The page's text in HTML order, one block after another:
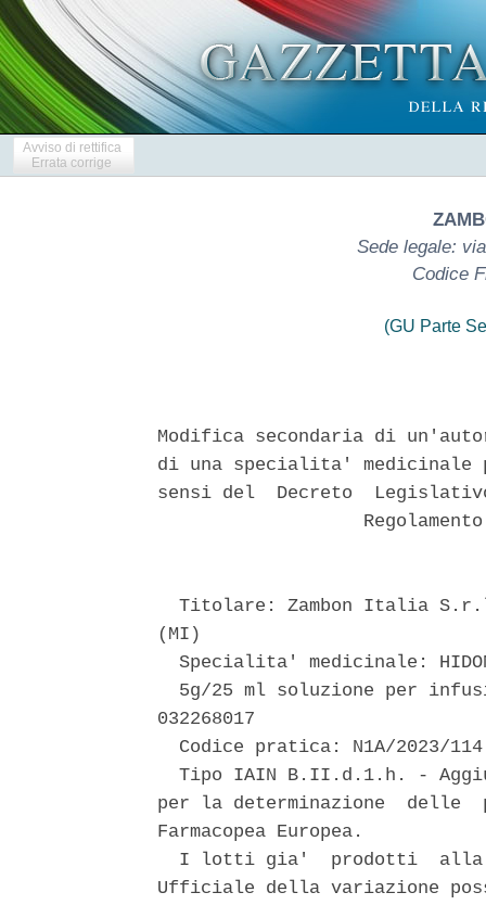
Avviso di rettifica
Errata corrige
Sede legale:
Codice
(GU Parte
Modifica secondaria di
di una specialita' medicinale
sensi del  Decreto
Titolare: Zambon Italia
(MI)
Specialita' medicinale:
5g/25 ml soluzione per
032268017
Codice pratica: N1A/2023/
Tipo IAIN B.II.d.1.h. -
per la determinazione
Farmacopea Europea.
I lotti gia'  prodotti
Ufficiale della variazione